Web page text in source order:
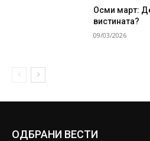
Осми март:
вистината?
09/03/2026
ОДБРАНИ ВЕСТИ